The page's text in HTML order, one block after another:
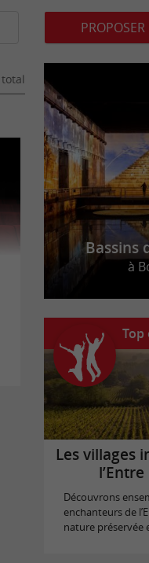
Bassins
à
Top
Les villages
Découvrons
enchanteurs de
nature préservée